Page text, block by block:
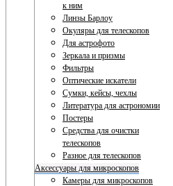
к ним
Линзы Барлоу
Окуляры для телескопов
Для астрофото
Зеркала и призмы
Фильтры
Оптические искатели
Сумки, кейсы, чехлы
Литература для астрономии
Постеры
Средства для очистки
телескопов
Разное для телескопов
Аксессуары для микроскопов
Камеры для микроскопов